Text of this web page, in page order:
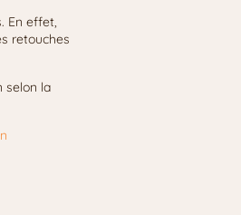
En effet,
retouches
selon la